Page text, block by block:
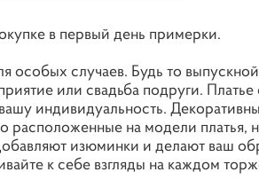
в первый день примерки.
особых случаев. Будь то
или свадьба подруги. Платье
индивидуальность.
расположенные на модели платья,
изюминки и делают ваш
к себе взгляды на каждом